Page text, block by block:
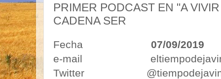
PRIMER PODCAST EN "A
CADENA SER
Fecha07/09/2019
e-mail
Twitter